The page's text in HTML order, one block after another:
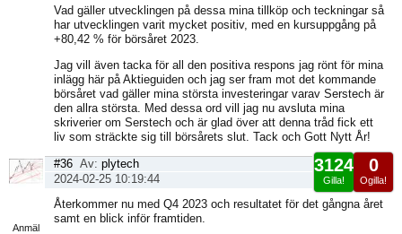
Vad gäller utvecklingen på dessa mina tillköp och teckningar så
har utvecklingen varit mycket positiv, med en kursuppgång på
+80,42 % för börsåret 2023.
Jag vill även tacka för all den positiva respons jag rönt för mina
inlägg här på Aktieguiden och jag ser fram mot det kommande
börsåret vad gäller mina största investeringar varav Serstech är
den allra största. Med dessa ord vill jag nu avsluta mina
skriverier om Serstech och är glad över att denna tråd fick ett
liv som sträckte sig till börsårets slut. Tack och Gott Nytt År!
Anmäl
0
Ogilla!
3124
Gilla!
#36 Av: plytech
2024-02-25 10:19:44
Återkommer nu med Q4 2023 och resultatet för det gångna året
samt en blick inför framtiden.